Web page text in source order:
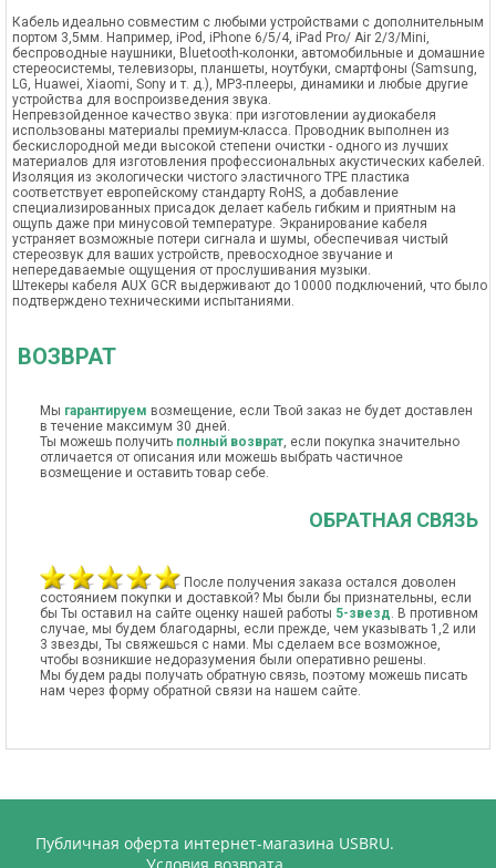
Кабель идеально совместим с любыми устройствами с дополнительным
портом 3,5мм. Например, iPod, iPhone 6/5/4, iPad Pro/ Air 2/3/Mini,
беспроводные наушники, Bluetooth-колонки, автомобильные и домашние
стереосистемы, телевизоры, планшеты, ноутбуки, смартфоны (Samsung,
LG, Huawei, Xiaomi, Sony и т. д.), MP3-плееры, динамики и любые другие
устройства для воспроизведения звука.
Непревзойденное качество звука: при изготовлении аудиокабеля
использованы материалы премиум-класса. Проводник выполнен из
бескислородной меди высокой степени очистки - одного из лучших
материалов для изготовления профессиональных акустических кабелей.
Изоляция из экологически чистого эластичного TPE пластика
соответствует европейскому стандарту RoHS, а добавление
специализированных присадок делает кабель гибким и приятным на
ощупь даже при минусовой температуре. Экранирование кабеля
устраняет возможные потери сигнала и шумы, обеспечивая чистый
стереозвук для ваших устройств, превосходное звучание и
непередаваемые ощущения от прослушивания музыки.
Штекеры кабеля AUX GCR выдерживают до 10000 подключений, что было
подтверждено техническими испытаниями.
ВОЗВРАТ
Мы гарантируем возмещение, если Твой заказ не будет доставлен
в течение максимум 30 дней.
Ты можешь получить полный возврат, если покупка значительно
отличается от описания или можешь выбрать частичное
возмещение и оставить товар себе.
ОБРАТНАЯ СВЯЗЬ
После получения заказа остался доволен
состоянием покупки и доставкой? Мы были бы признательны, если
бы Ты оставил на сайте оценку нашей работы 5-звезд. В противном
случае, мы будем благодарны, если прежде, чем указывать 1,2 или
3 звезды, Ты свяжешься с нами. Мы сделаем все возможное,
чтобы возникшие недоразумения были оперативно решены.
Мы будем рады получать обратную связь, поэтому можешь писать
нам через форму обратной связи на нашем сайте.
Публичная оферта интернет-магазина USBRU.